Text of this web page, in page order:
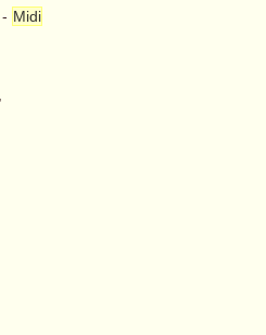
- Midi